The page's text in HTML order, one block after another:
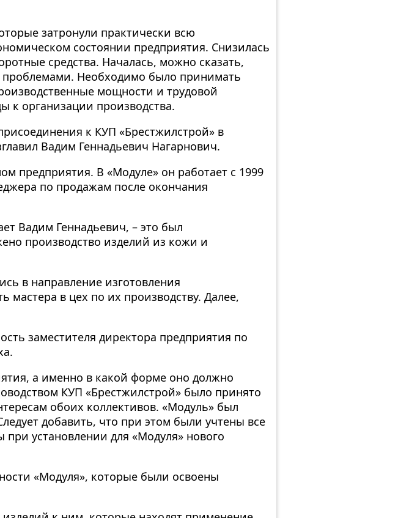
затронули практически всю
состоянии предприятия. Снизилась
средства. Началась, можно сказать,
проблемами. Необходимо было принимать
мощности и трудовой
к организации производства.
к КУП «Брестжилстрой» в
Вадим Геннадьевич Нагарнович.
предприятия. В «Модуле» он работает с 1999
по продажам после окончания
Вадим Геннадьевич, – это был
производство изделий из кожи и
в направление изготовления
мастера в цех по их производству. Далее,
заместителя директора предприятия по
а именно в какой форме оно должно
КУП «Брестжилстрой» было принято
обоих коллективов. «Модуль» был
добавить, что при этом были учтены все
установлении для «Модуля» нового
«Модуля», которые были освоены